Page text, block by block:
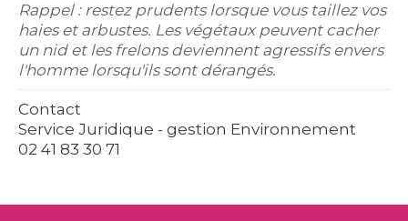
Rappel : restez prudents lorsque vous taillez vos
haies et arbustes. Les végétaux peuvent cacher
un nid et les frelons deviennent agressifs envers
l'homme lorsqu'ils sont dérangés.
Contact
Service Juridique - gestion Environnement
02 41 83 30 71